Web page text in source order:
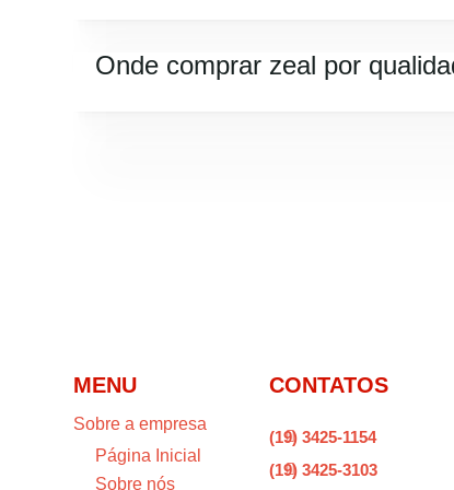
Onde comprar zeal por
MENU
Sobre a empresa
Página Inicial
Sobre nós
CONTATOS

(19) 3425-1154

(19) 3425-3103